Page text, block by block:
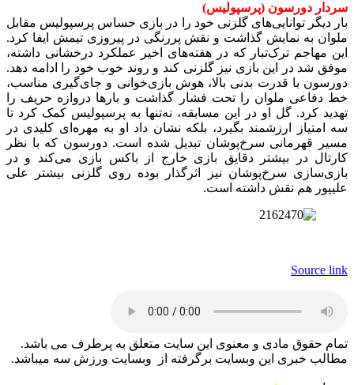
سردار دورسون (پرسپولیس)
بار دیگر توانایی‌های گلزنی خود را در بازی حساس پرسپولیس مقابل
ملوان به نمایش گذاشت و نقش پررنگی در پیروزی تیمش ایفا کرد.
این مهاجم ترک‌تبار که در هفته‌های اخیر عملکرد درخشانی داشته،
موفق شد در این بازی نیز گلزنی کند و روند خوب خود را ادامه دهد.
دورسون با قدرت بدنی بالا، هوش بازی‌خوانی و جای‌گیری مناسب،
خط دفاعی ملوان را تحت فشار گذاشت و بارها دروازه حریف را
تهدید کرد. گل او در این مسابقه، نه‌تنها به پرسپولیس کمک کرد تا
سه امتیاز ارزشمند بگیرد، بلکه نشان داد او به مهره‌ای کلیدی در
مسیر قهرمانی سرخ‌پوشان تبدیل شده است. دورسون که با نظر
کارتال در بیشتر دقایق بازی خارج از باکس بازی می‌کند و در
بازی‌سازی سرخ‌پوشان نیز اثرگذار بوده روی گلزنی بیشتر علی
علیپور هم نقش داشته است.
Source link
تمام حقوق مادی و معنوی این سایت متعلق به پرطرف می باشد.
مطالب خبری این وبسایت برگرفته از وبسایت ورزش سه میباشد.